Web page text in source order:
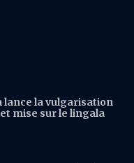
lance la vulgarisation
mise sur le lingala